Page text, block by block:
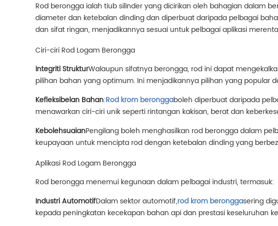
Rod berongga ialah tiub silinder yang dicirikan oleh bahagian dalam
diameter dan ketebalan dinding dan diperbuat daripada pelbagai
dan sifat ringan, menjadikannya sesuai untuk pelbagai aplikasi
Ciri-ciri Rod Logam Berongga
Integriti StrukturWalaupun sifatnya berongga, rod ini dapat
pilihan bahan yang optimum. Ini menjadikannya pilihan yang popular
Kefleksibelan Bahan:Rod krom beronggaboleh diperbuat daripada
menawarkan ciri-ciri unik seperti rintangan kakisan, berat dan
KebolehsuaianPengilang boleh menghasilkan rod berongga dalam
keupayaan untuk mencipta rod dengan ketebalan dinding yang
Aplikasi Rod Logam Berongga
Rod berongga menemui kegunaan dalam pelbagai industri, termasuk:
Industri AutomotifDalam sektor automotif,rod krom beronggasering
kepada peningkatan kecekapan bahan api dan prestasi keseluruhan